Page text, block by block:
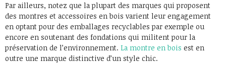
Par ailleurs, notez que la plupart des marques qui proposent
des montres et accessoires en bois varient leur engagement
en optant pour des emballages recyclables par exemple ou
encore en soutenant des fondations qui militent pour la
préservation de l’environnement. La montre en bois est en
outre une marque distinctive d’un style chic.